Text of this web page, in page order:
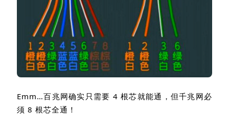
Emm…百兆网确实只需要 4根芯就能通，但千兆网必
须 8 根芯全通！